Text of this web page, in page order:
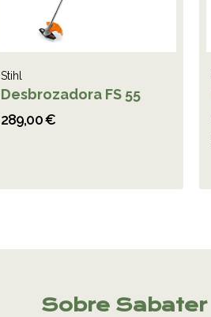
Stihl
Desbrozadora FS 55
289,00 €
Sobre Sabater